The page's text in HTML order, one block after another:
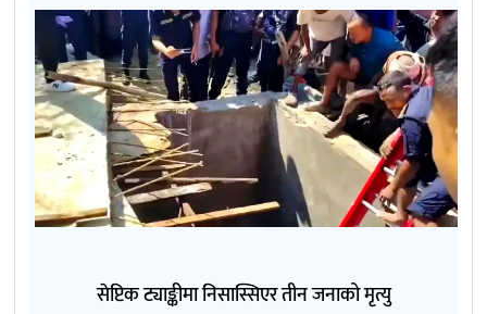
सेप्टिक ट्याङ्कीमा निसास्सिएर तीन जनाको मृत्यु